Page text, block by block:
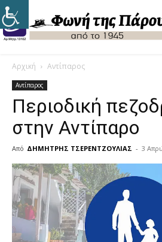
Αρχική Αντίπαρος
Αντίπαρος
Περιοδική
στην Αντίπαρο
Από ΔΗΜΗΤΡΗΣ ΤΣΕΡΕΝΤΖΟΥΛΙΑΣ - 3